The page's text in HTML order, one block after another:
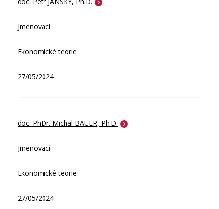
Jmenovací
Ekonomické teorie
27/05/2024
doc. PhDr. Michal BAUER, Ph.D.
Jmenovací
Ekonomické teorie
27/05/2024